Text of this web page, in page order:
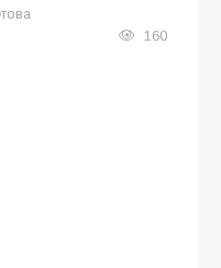
160